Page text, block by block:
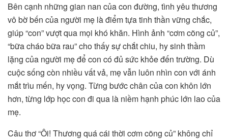
Bên cạnh những gian nan của con đường, tình yêu thương
vô bờ bến của người mẹ là điểm tựa tinh thần vững chắc,
giúp “con” vượt qua mọi khó khăn. Hình ảnh “cơm cõng củ”,
“bữa cháo bữa rau” cho thấy sự chắt chiu, hy sinh thầm
lặng của người mẹ để con có đủ sức khỏe đến trường. Dù
cuộc sống còn nhiều vất vả, mẹ vẫn luôn nhìn con với ánh
mắt trìu mến, hy vọng. Từng bước chân của con khôn lớn
hơn, từng lớp học con đi qua là niềm hạnh phúc lớn lao của
mẹ.
Câu thơ “Ôi! Thương quá cái thời cơm cõng củ” không chỉ